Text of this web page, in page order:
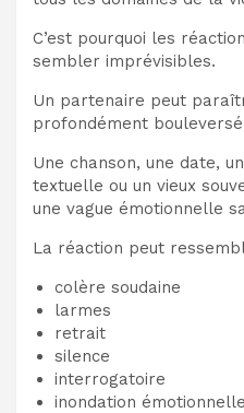
C’est pourquoi les
sembler imprévisibles.
Un partenaire peut
profondément
Une chanson, une date,
textuelle ou un vieux
une vague émotionnelle
La réaction peut
colère soudaine
larmes
retrait
silence
interrogatoire
inondation